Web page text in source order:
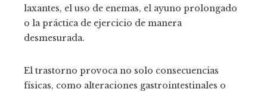
laxantes, el uso de enemas, el ayuno prolongado
o la práctica de ejercicio de manera
desmesurada.
El trastorno provoca no solo consecuencias
físicas, como alteraciones gastrointestinales o